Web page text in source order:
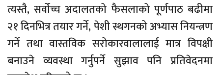
त्यस्तै, सर्वोच्च अदालतको फैसलाको पूर्णपाठ बढीमा
२१ दिनभित्र तयार गर्ने, पेशी स्थगनको अभ्यास नियन्त्रण
गर्ने तथा वास्तविक सरोकारवालालाई मात्र विपक्षी
बनाउने व्यवस्था गर्नुपर्ने सुझाव पनि प्रतिवेदनमा